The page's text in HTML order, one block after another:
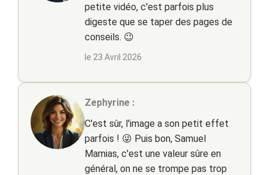
petite vidéo, c'est parfois plus
digeste que se taper des pages de
conseils. 😉
le 23 Avril 2026
Zephyrine :
C'est sûr, l'image a son petit effet
parfois ! 😜 Puis bon, Samuel
Mamias, c'est une valeur sûre en
général, on ne se trompe pas trop